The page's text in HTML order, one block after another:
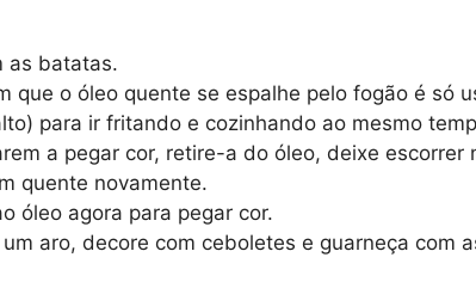
as batatas.
que o óleo quente se espalhe pelo fogão é só
para ir fritando e cozinhando ao mesmo
a pegar cor, retire-a do óleo, deixe escorrer
quente novamente.
óleo agora para pegar cor.
aro, decore com ceboletes e guarneça com